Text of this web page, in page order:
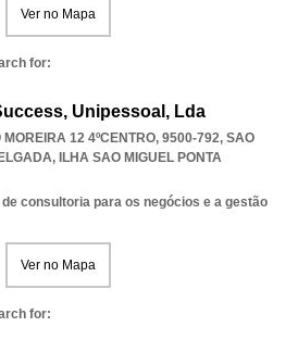
Ver no Mapa
for:
Unipessoal, Lda
MOREIRA 12 4ºCENTRO, 9500-792, SAO
, ILHA SAO MIGUEL PONTA
consultoria para os negócios e a gestão
Ver no Mapa
for: